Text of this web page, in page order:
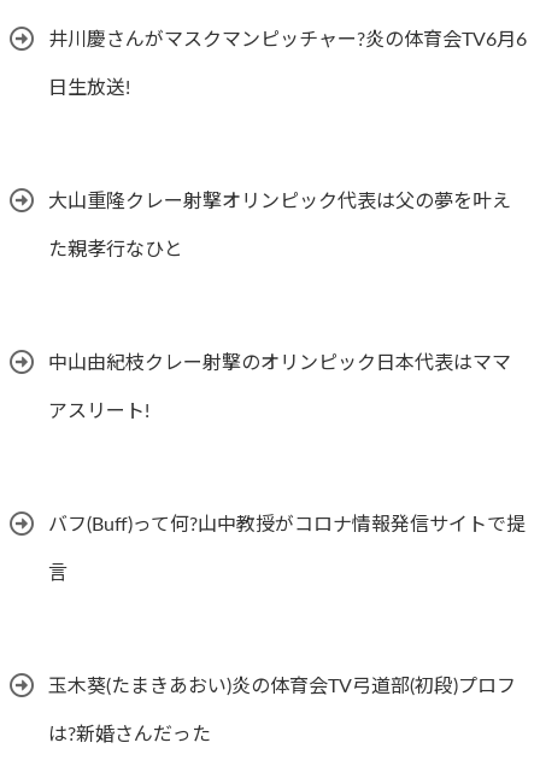
井川慶さんがマスクマンピッチャー?炎の体育会TV6月6
日生放送!
大山重隆クレー射撃オリンピック代表は父の夢を叶え
た親孝行なひと
中山由紀枝クレー射撃のオリンピック日本代表はママ
アスリート!
バフ(Buff)って何?山中教授がコロナ情報発信サイトで提
言
玉木葵(たまきあおい)炎の体育会TV弓道部(初段)プロフ
は?新婚さんだった